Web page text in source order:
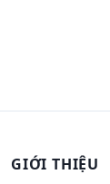
GIỚI THIỆU